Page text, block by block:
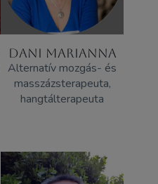
DANI MARIANNA
Alternatív mozgás- és
masszázsterapeuta,
hangtálterapeuta